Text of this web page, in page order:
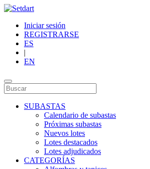
Iniciar sesión
REGISTRARSE
ES
|
EN
SUBASTAS
Calendario de subastas
Próximas subastas
Nuevos lotes
Lotes destacados
Lotes adjudicados
CATEGORÍAS